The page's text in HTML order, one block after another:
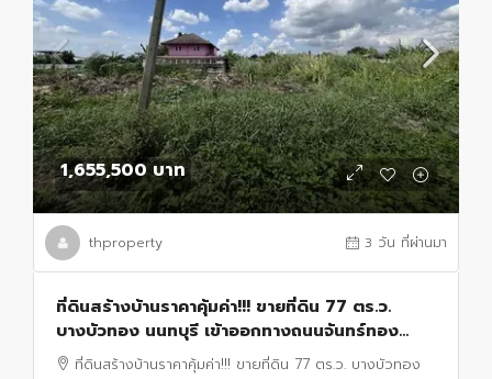
1,655,500 บาท
thproperty 3 วัน ที่ผ่านมา
ที่ดินสร้างบ้านราคาคุ้มค่า!!! ขายที่ดิน 77 ตร.ว.
บางบัวทอง นนทบุรี เข้าออกทางถนนจันทร์ทอง
เอี่ยม 8นาทีถึงเซ็นทรัล เวสต์เกต!
ที่ดินสร้างบ้านราคาคุ้มค่า!!! ขายที่ดิน 77 ตร.ว. บางบัวทอง